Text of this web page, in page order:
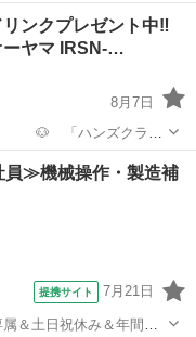
リンクプレゼント中‼
ーヤマ IRSN-…
8月7日
スタッフに「ジモテ
≫機械操作・製造補
提携サイト 7月21日
＆土日祝休み＆年間休